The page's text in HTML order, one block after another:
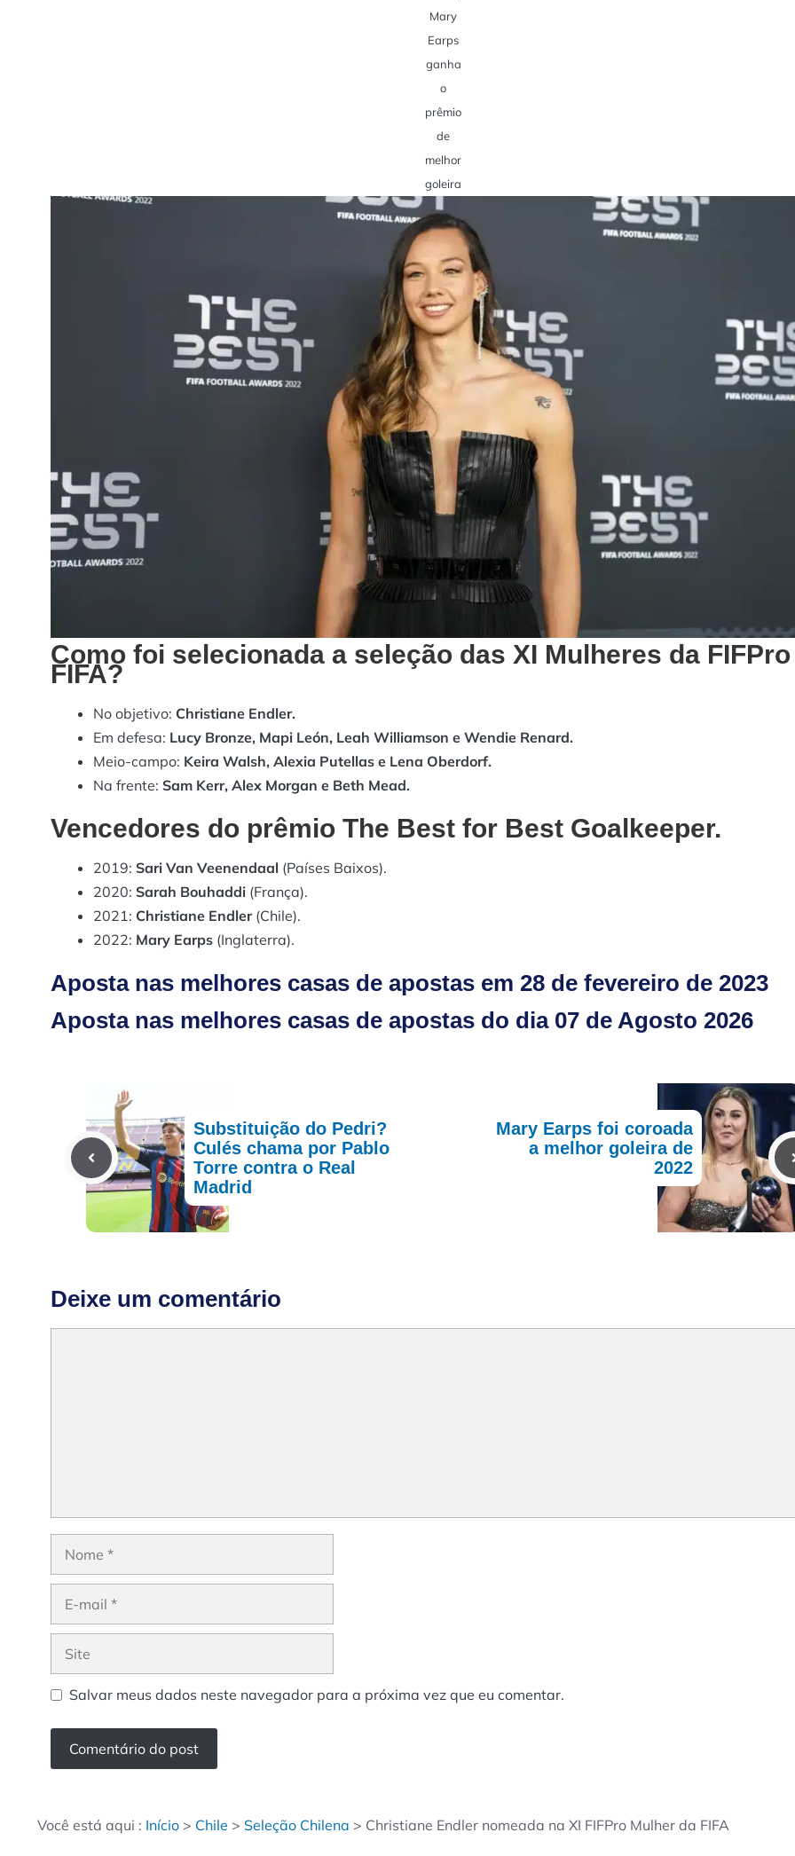
Mary
Earps
ganha
o
prêmio
de
melhor
goleira
Como foi selecionada a seleção das XI Mulheres da
FIFA?
No objetivo: Christiane Endler.
Em defesa: Lucy Bronze, Mapi León, Leah Williamson e Wendie Renard.
Meio-campo: Keira Walsh, Alexia Putellas e Lena Oberdorf.
Na frente: Sam Kerr, Alex Morgan e Beth Mead.
Vencedores do prêmio The Best for Best Goalkeeper.
2019: Sari Van Veenendaal (Países Baixos).
2020: Sarah Bouhaddi (França).
2021: Christiane Endler(Chile).
2022: Mary Earps (Inglaterra).
Aposta nas melhores casas de apostas em 28 de fevereiro de 2023
Aposta nas melhores casas de apostas do dia 07 de Agosto 2026
Substituição do Pedri?
Culés chama por Pablo
Torre contra o Real
Madrid
Mary Earps foi coroada
a melhor goleira de
2022
Deixe um comentário
Salvar meus dados neste navegador para a próxima vez que eu comentar.
Você está aqui : Início > Chile > Seleção Chilena > Christiane Endler nomeada na XI FIFPro Mulher da FIFA